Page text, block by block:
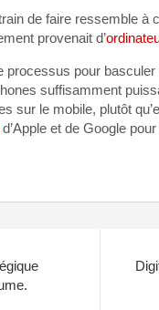
de faire ressemble à
provenait d’
processus pour basculer
suffisamment
sur le mobile, plutôt
d’Apple et de Google